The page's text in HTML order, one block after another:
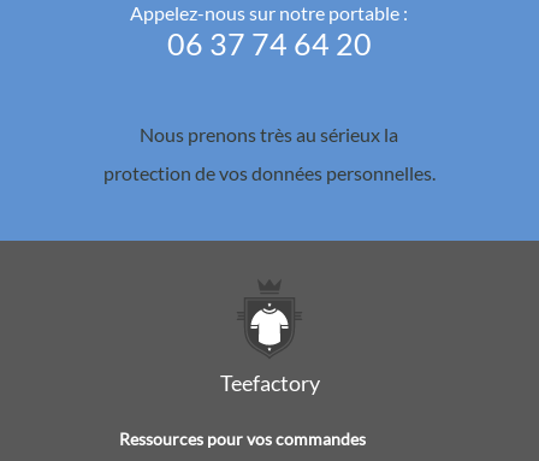
Appelez-nous sur notre portable :
06 37 74 64 20
Nous prenons très au sérieux la
protection de vos données personnelles.
Teefactory
Ressources pour vos commandes